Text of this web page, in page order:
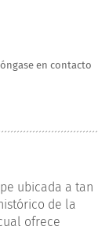
en contacto
ubicada a tan
de la
ofrece